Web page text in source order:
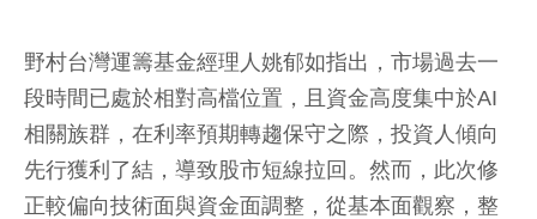
野村台灣運籌基金經理人姚郁如指出，市場過去一
段時間已處於相對高檔位置，且資金高度集中於AI
相關族群，在利率預期轉趨保守之際，投資人傾向
先行獲利了結，導致股市短線拉回。然而，此次修
正較偏向技術面與資金面調整，從基本面觀察，整